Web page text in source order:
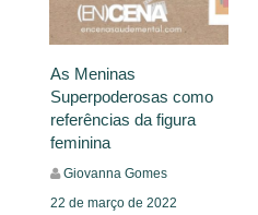
As Meninas
Superpoderosas como
referências da figura
feminina
Giovanna Gomes
22 de março de 2022